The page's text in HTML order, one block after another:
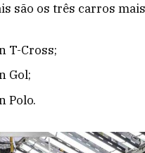
são os três carros
T-Cross;
Gol;
Polo.